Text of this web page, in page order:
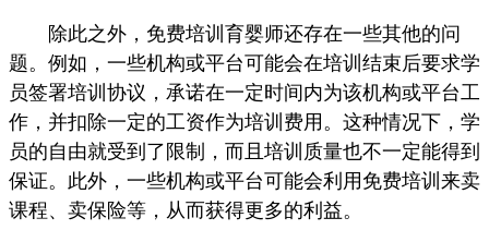
除此之外，免费培训育婴师还存在一些其他的问
题。例如，一些机构或平台可能会在培训结束后要求学
员签署培训协议，承诺在一定时间内为该机构或平台工
作，并扣除一定的工资作为培训费用。这种情况下，学
员的自由就受到了限制，而且培训质量也不一定能得到
保证。此外，一些机构或平台可能会利用免费培训来卖
课程、卖保险等，从而获得更多的利益。